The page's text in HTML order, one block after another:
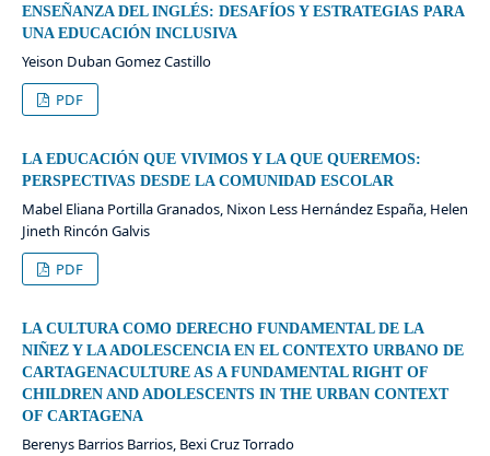
ENSEÑANZA DEL INGLÉS: DESAFÍOS Y ESTRATEGIAS PARA
UNA EDUCACIÓN INCLUSIVA
Yeison Duban Gomez Castillo
PDF
LA EDUCACIÓN QUE VIVIMOS Y LA QUE QUEREMOS:
PERSPECTIVAS DESDE LA COMUNIDAD ESCOLAR
Mabel Eliana Portilla Granados, Nixon Less Hernández España, Helen
Jineth Rincón Galvis
PDF
LA CULTURA COMO DERECHO FUNDAMENTAL DE LA
NIÑEZ Y LA ADOLESCENCIA EN EL CONTEXTO URBANO DE
CARTAGENACULTURE AS A FUNDAMENTAL RIGHT OF
CHILDREN AND ADOLESCENTS IN THE URBAN CONTEXT
OF CARTAGENA
Berenys Barrios Barrios, Bexi Cruz Torrado